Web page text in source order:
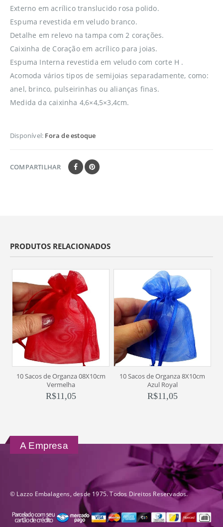
Externo em acrílico translucido rosa polido.
Espuma revestida em veludo branco.
Detalhe em relevo na tampa com 2 corações.
Caixinha de Coração em acrílico para joias.
Espuma Interna revestida em veludo com corte H .
Acomoda vários tipos de semijoias separadamente, como:
anel, brinco, pulseirinhas ou alianças finas.
Medida da caixinha 4,6×4,5×3,4cm.
Disponível: Fora de estoque
COMPARTILHAR
PRODUTOS RELACIONADOS
10 Sacos de Organza 08X10cm
Vermelha
R$11,05
10 Sacos de Organza 8X10cm
Azul Royal
R$11,05
A Empresa
© Lazzo Embalagens, desde 1975. Todos Direitos Reservados.